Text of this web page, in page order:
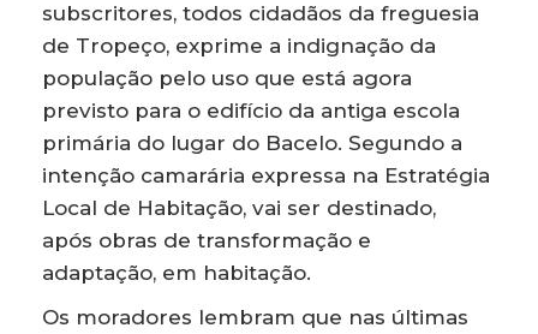
subscritores, todos cidadãos da freguesia
de Tropeço, exprime a indignação da
população pelo uso que está agora
previsto para o edifício da antiga escola
primária do lugar do Bacelo. Segundo a
intenção camarária expressa na Estratégia
Local de Habitação, vai ser destinado,
após obras de transformação e
adaptação, em habitação.
Os moradores lembram que nas últimas